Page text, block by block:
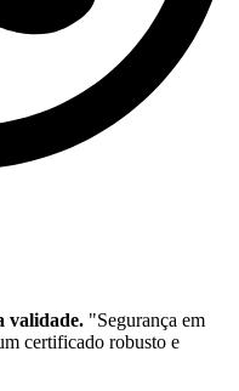
validade. "Segurança em
certificado robusto e